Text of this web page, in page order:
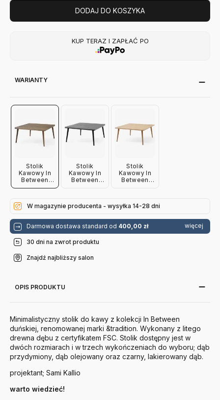
DODAJ DO KOSZYKA
KUP TERAZ I ZAPŁAĆ PO
WARIANTY
Stolik
Kawowy In
Between
Sk24 Dąb
Stolik
Kawowy In
Between
Stolik
Kawowy In
Between
W magazynie producenta - wysyłka 14-28 dni
Darmowa dostawa standard od 400,00 zł więcej
30 dni na zwrot produktu
Znajdź najbliższy salon
OPIS PRODUKTU
Minimalistyczny stolik do kawy z kolekcji In Between
duńskiej, renomowanej marki &tradition. Wykonany z litego
drewna dębu z certyfikatem FSC. Stolik dostępny jest w
dwóch rozmiarach i w trzech wykończeniach do wyboru; dąb
przydymiony, dąb olejowany oraz czarny, lakierowany dąb.
projektant; Sami Kallio
warto wiedzieć!